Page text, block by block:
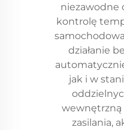
niezawodne
kontrolę
działanie
jak i w
wewnętrzną
zasilania,